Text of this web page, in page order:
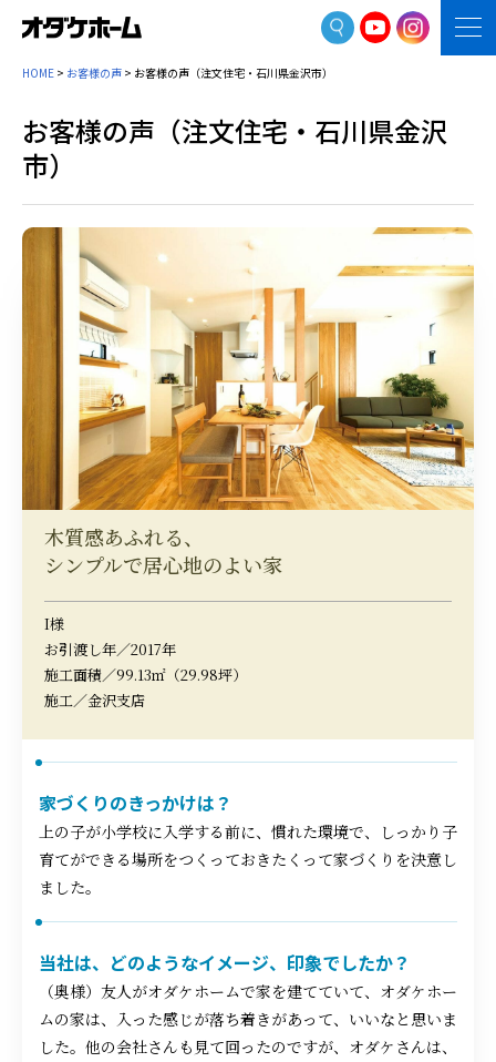
HOME > お客様の声 > お客様の声（注文住宅・石川県金沢市）
お客様の声（注文住宅・石川県金沢
市）
木質感あふれる、
シンプルで居心地のよい家
I様
お引渡し年／2017年
施工面積／99.13㎡（29.98坪）
施工／金沢支店
家づくりのきっかけは？
上の子が小学校に入学する前に、慣れた環境で、しっかり子
育てができる場所をつくっておきたくって家づくりを決意し
ました。
当社は、どのようなイメージ、印象でしたか？
（奥様）友人がオダケホームで家を建てていて、オダケホー
ムの家は、入った感じが落ち着きがあって、いいなと思いま
した。他の会社さんも見て回ったのですが、オダケさんは、